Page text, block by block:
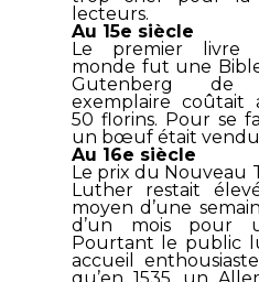
lecteurs.
Au 15e siècle
Le premier livre
monde fut une
Gutenberg de
exemplaire coûtait
50 florins. Pour se
un bœuf était
Au 16e siècle
Le prix du Nouveau
Luther restait
moyen d’une
d’un mois pour
Pourtant le public
accueil